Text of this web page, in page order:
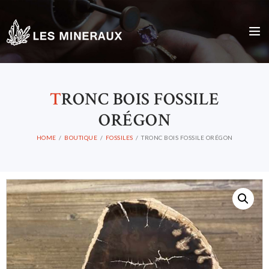
TRONC BOIS FOSSILE
ORÉGON
HOME BOUTIQUE FOSSILES TRONC BOIS FOSSILE ORÉGON